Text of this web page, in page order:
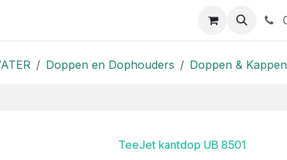
Doppen en Dophouders Doppen & Kappen
TeeJet kantdop UB 8501